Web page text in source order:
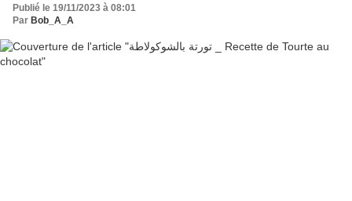
Publié le 19/11/2023 à 08:01
Par Bob_A_A